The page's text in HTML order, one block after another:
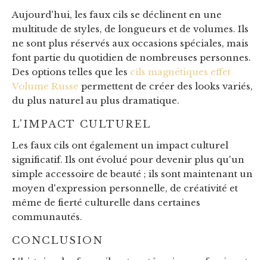
Aujourd'hui, les faux cils se déclinent en une
multitude de styles, de longueurs et de volumes. Ils
ne sont plus réservés aux occasions spéciales, mais
font partie du quotidien de nombreuses personnes.
Des options telles que les cils magnétiques effet
Volume Russe permettent de créer des looks variés,
du plus naturel au plus dramatique.
L'IMPACT CULTUREL
Les faux cils ont également un impact culturel
significatif. Ils ont évolué pour devenir plus qu'un
simple accessoire de beauté ; ils sont maintenant un
moyen d'expression personnelle, de créativité et
même de fierté culturelle dans certaines
communautés.
CONCLUSION